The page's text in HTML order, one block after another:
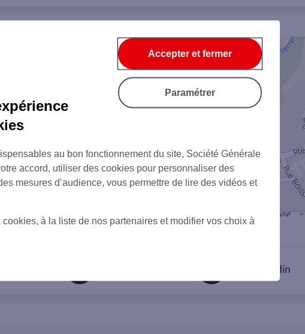
sur Linkedin
au bon fonctionnement du site, Société Générale
accord, utiliser des cookies pour personnaliser des
mesures d’audience, vous permettre de lire des vidéos et
à la liste de nos partenaires et modifier vos choix à
Accepter et fermer
Paramétrer